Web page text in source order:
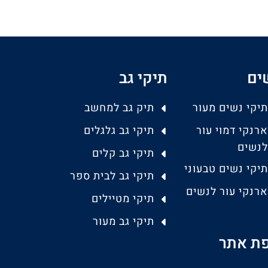
תיקי נשים מעור
ארנקי דמוי עור
לנשים
תיקי נשים טבעוני
ארנקי עור לנשים
תיקי גב
תיק גב למחשב
תיקי גב גלגלים
תיקי גב קלים
תיקי גב לבית ספר
תיקי מטיילים
תיקי גב מעור
אתר